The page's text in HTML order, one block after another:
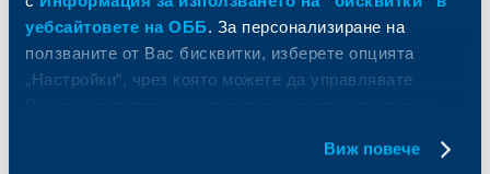
уебсайтовете на ОББ. За персонализиране на
ползваните от Вас бисквитки, изберете опцията
„Настройки“, чрез която можете да управлявате
Виж повече
За ОББ
Кои сме ние
Групата на KBC
ОББ Асет мениджмънт